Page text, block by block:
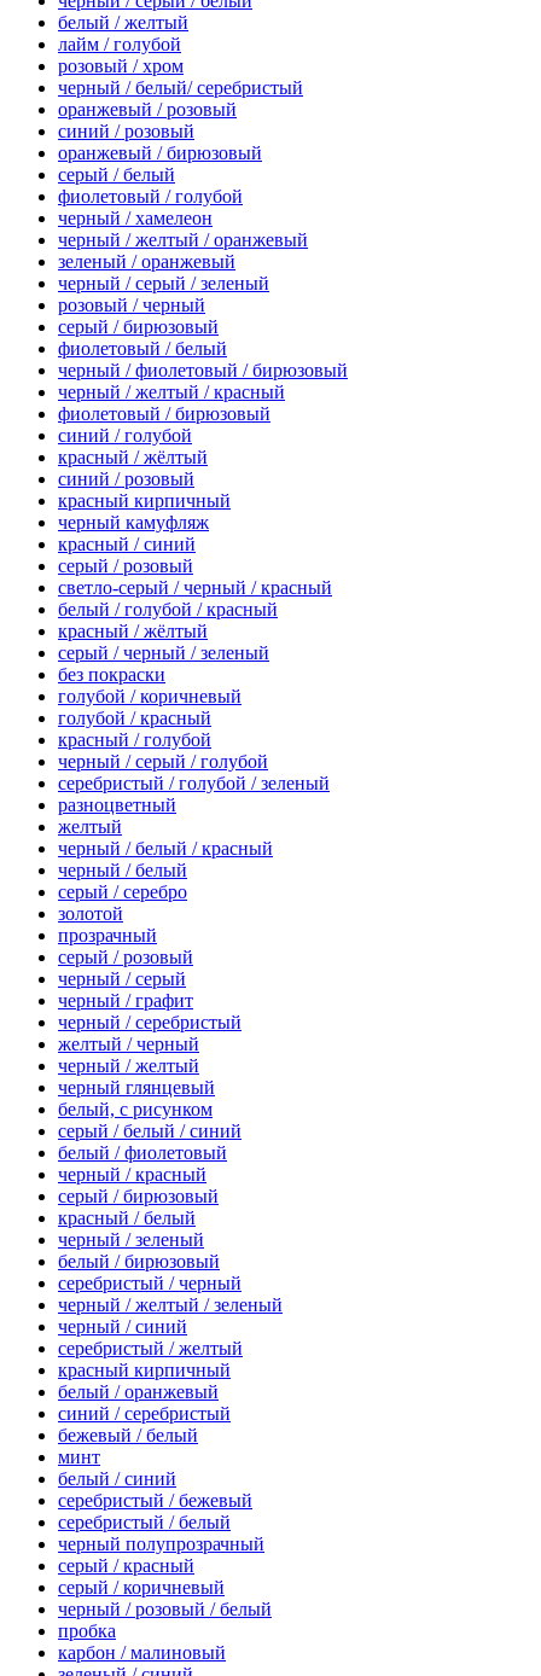
белый / желтый
лайм / голубой
розовый / хром
черный / белый/ серебристый
оранжевый / розовый
синий / розовый
оранжевый / бирюзовый
серый / белый
фиолетовый / голубой
черный / хамелеон
черный / желтый / оранжевый
зеленый / оранжевый
черный / серый / зеленый
розовый / черный
серый / бирюзовый
фиолетовый / белый
черный / фиолетовый / бирюзовый
черный / желтый / красный
фиолетовый / бирюзовый
синий / голубой
красный / жёлтый
синий / розовый
красный кирпичный
черный камуфляж
красный / синий
серый / розовый
светло-серый / черный / красный
белый / голубой / красный
красный / жёлтый
серый / черный / зеленый
без покраски
голубой / коричневый
голубой / красный
красный / голубой
черный / серый / голубой
серебристый / голубой / зеленый
разноцветный
желтый
черный / белый / красный
черный / белый
серый / серебро
золотой
прозрачный
серый / розовый
черный / серый
черный / графит
черный / серебристый
желтый / черный
черный / желтый
черный глянцевый
белый, с рисунком
серый / белый / синий
белый / фиолетовый
черный / красный
серый / бирюзовый
красный / белый
черный / зеленый
белый / бирюзовый
серебристый / черный
черный / желтый / зеленый
черный / синий
серебристый / желтый
красный кирпичный
белый / оранжевый
синий / серебристый
бежевый / белый
минт
белый / синий
серебристый / бежевый
серебристый / белый
черный полупрозрачный
серый / красный
серый / коричневый
черный / розовый / белый
пробка
карбон / малиновый